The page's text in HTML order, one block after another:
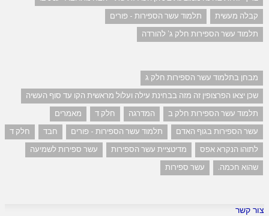
קבלה מעשית
תלמוד עשר הספירות - פורים
תלמוד עשר הספירות חלק ג' להורדה
מבחן בתלמוד עשר הספירות חלק ג
שכן יצאו הפרצופין זה מזה בבחינת עילה ועלול מראשית הקו עד סוף העשיה
תלמוד עשר הספירות חלק ב
המדרגה חלק ד
מאמרים
עשר הספירות בגוף האדם
תלמוד עשר הספירות - פורים חבד
חלק ד
לתוהו הנקרא אפס
מדיטציית עשר הספירות
עשר ספירות לשמיעה
שהוא חכמה.
עשר ספירות
צור קשר